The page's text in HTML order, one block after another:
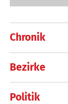
Chronik
Bezirke
Politik